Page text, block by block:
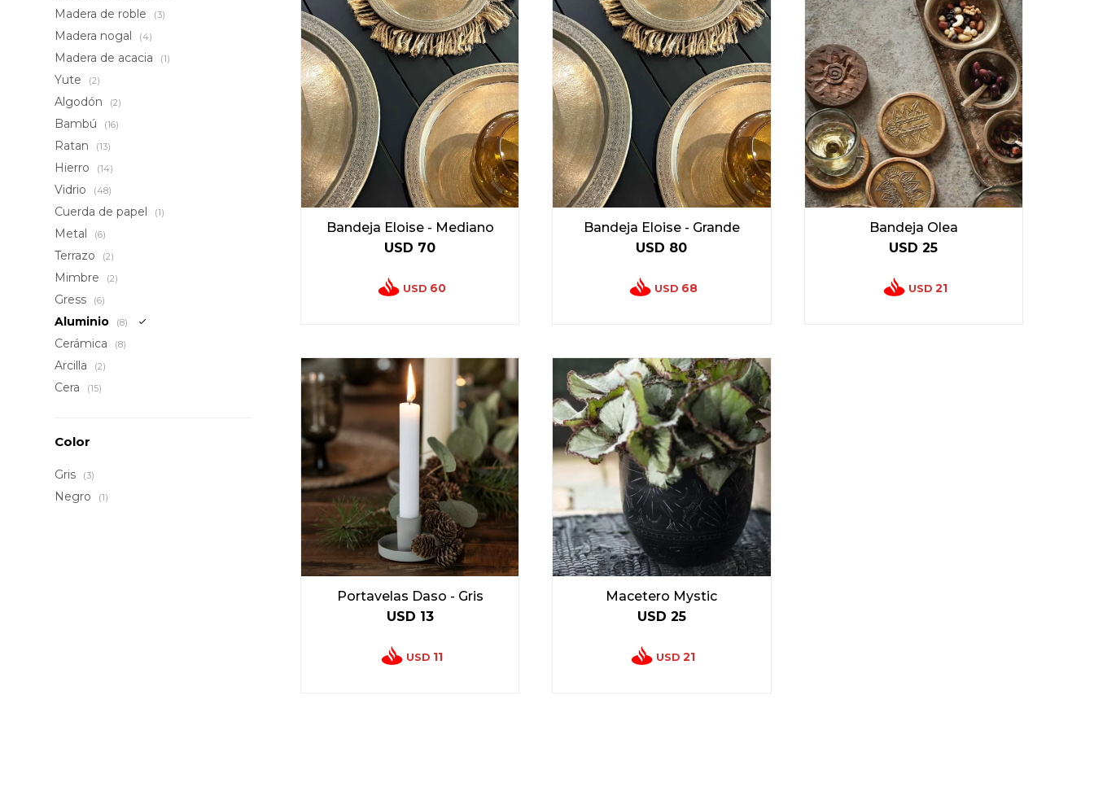
Bandeja Eloise - Mediano
USD 70
USD 60
Bandeja Eloise - Grande
USD 80
USD 68
Bandeja Olea
USD 25
USD 21
Portavelas Daso - Gris
USD 13
USD 11
Macetero Mystic
USD 25
USD 21
Madera de roble (3)
Madera nogal (4)
Madera de acacia (1)
Yute (2)
Algodón (2)
Bambú (16)
Ratan (13)
Hierro (14)
Vidrio (48)
Cuerda de papel (1)
Metal (6)
Terrazo (2)
Mimbre (2)
Gress (6)
Aluminio (8)
Cerámica (8)
Arcilla (2)
Cera (15)
Color
Gris (3)
Negro (1)